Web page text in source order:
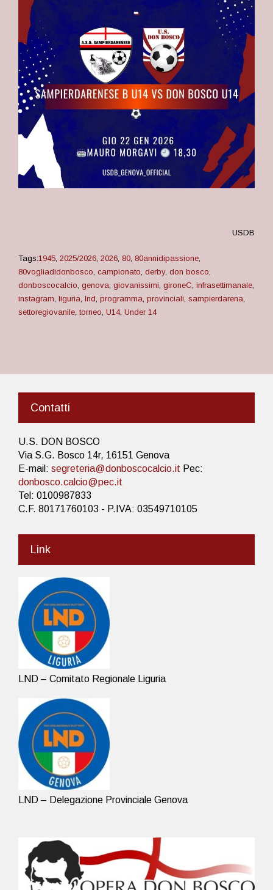
USDB
Tags:1945, 2025/2026, 2026, 80, 80annidipassione,
80vogliadidonbosco, campionato, derby, don bosco,
donboscocalcio, genova, giovanissimi, gironeC, infrasettimanale,
instagram, liguria, lnd, programma, provinciali, sampierdarena,
settoregiovanile, torneo, U14, Under 14
Contatti
U.S. DON BOSCO
Via S.G. Bosco 14r, 16151 Genova
E-mail: segreteria@donboscocalcio.it Pec:
donbosco.calcio@pec.it
Tel: 0100987833
C.F. 80171760103 - P.IVA: 03549710105
Link
LND – Comitato Regionale Liguria
LND – Delegazione Provinciale Genova